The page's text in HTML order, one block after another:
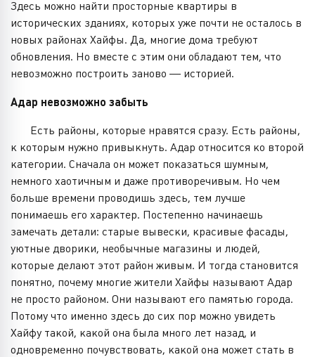
Здесь можно найти просторные квартиры в
исторических зданиях, которых уже почти не осталось в
новых районах Хайфы. Да, многие дома требуют
обновления. Но вместе с этим они обладают тем, что
невозможно построить заново — историей.
Адар невозможно забыть
Есть районы, которые нравятся сразу. Есть районы,
к которым нужно привыкнуть. Адар относится ко второй
категории. Сначала он может показаться шумным,
немного хаотичным и даже противоречивым. Но чем
больше времени проводишь здесь, тем лучше
понимаешь его характер. Постепенно начинаешь
замечать детали: старые вывески, красивые фасады,
уютные дворики, необычные магазины и людей,
которые делают этот район живым. И тогда становится
понятно, почему многие жители Хайфы называют Адар
не просто районом. Они называют его памятью города.
Потому что именно здесь до сих пор можно увидеть
Хайфу такой, какой она была много лет назад, и
одновременно почувствовать, какой она может стать в